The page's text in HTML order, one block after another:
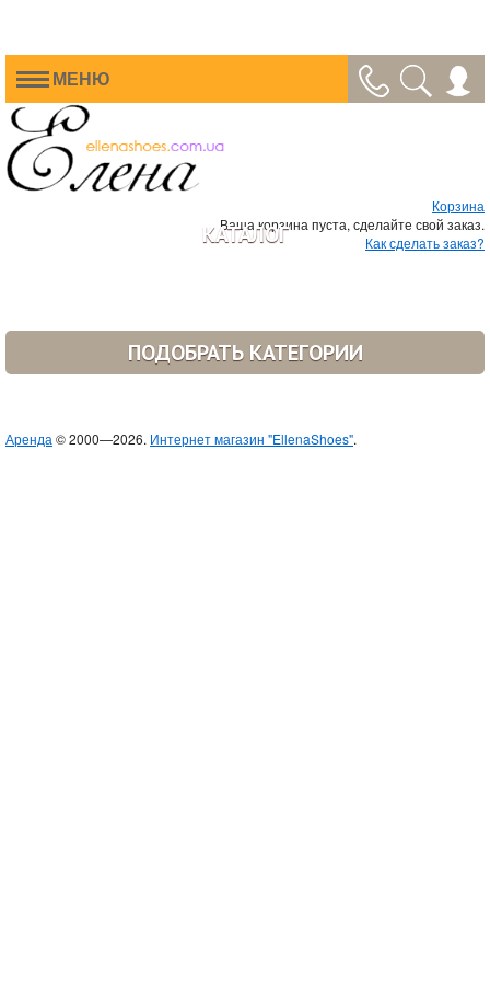
МЕНЮ
Корзина
Ваша корзина пуста, сделайте свой заказ.
Как сделать заказ?
КАТАЛОГ
ПОДОБРАТЬ КАТЕГОРИИ
Аренда © 2000—2026. Интернет магазин "EllenaShoes".